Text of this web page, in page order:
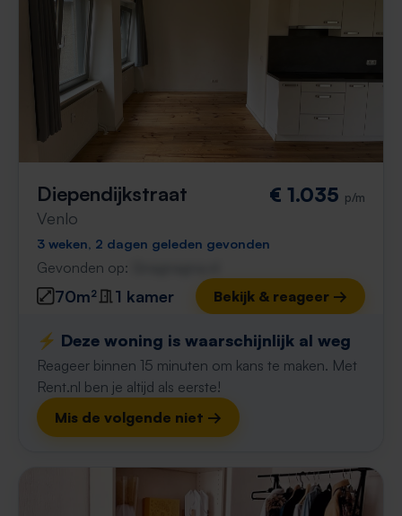
Diependijkstraat
Venlo
€ 1.035 p/m
3 weken, 2 dagen geleden gevonden
Gevonden op:
70m² 1 kamer Bekijk & reageer →
⚡️ Deze woning is waarschijnlijk al weg
Reageer binnen 15 minuten om kans te maken. Met
Rent.nl ben je altijd als eerste!
Mis de volgende niet →